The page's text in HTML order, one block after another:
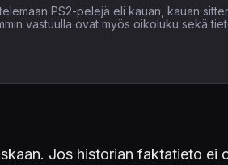
PS2-pelejä eli kauan, kauan
vastuulla ovat myös oikoluku sekä
Jos historian faktatieto